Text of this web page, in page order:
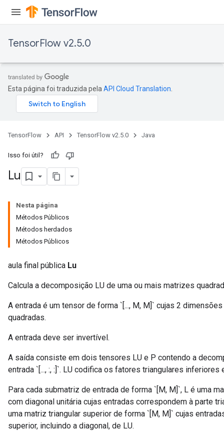
TensorFlow v2.5.0
Esta página foi traduzida pela API Cloud Translation
TensorFlow API TensorFlow v2.5.0 Java
Isso foi útil?
Lu
Nesta página
Métodos Públicos
Métodos herdados
Métodos Públicos
aula final pública Lu
Calcula a decomposição LU de uma ou mais matrizes
A entrada é um tensor de forma `[..., M, M]` cujas 2
quadradas.
A entrada deve ser invertível.
A saída consiste em dois tensores LU e P contendo a
entrada `[..., :, :]`. LU codifica os fatores triangulares
Para cada submatriz de entrada de forma `[M, M]`, L é uma
com diagonal unitária cujas entradas correspondem à parte
uma matriz triangular superior de forma `[M, M]` cujas
superior, incluindo a diagonal, de LU.